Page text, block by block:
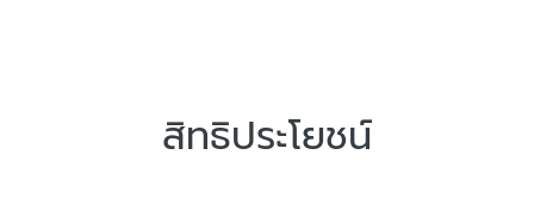
สิทธิประโยชน์